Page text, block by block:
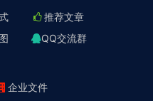
推荐文章
QQ交流群
企业文件